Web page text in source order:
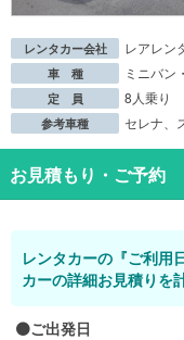
レンタカー会社 レアレン
車 種 ミニバン
定 員 8人乗り
参考車種 セレナ、
お見積もり・ご予約
レンタカーの『ご利用
カーの詳細お見積りを
ご出発日